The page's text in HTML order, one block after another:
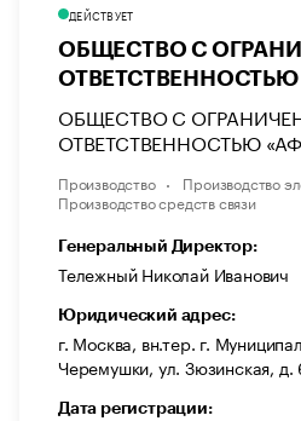
ДЕЙСТВУЕТ
ОБЩЕСТВО С
ОТВЕТСТВЕННОСТЬЮ
ОБЩЕСТВО С
ОТВЕТСТВЕННОСТЬЮ
Производство
Производство
Производство средств связи
Генеральный Директор:
Тележный Николай Иванович
Юридический адрес:
г. Москва, вн.тер. г.
Черемушки, ул. Зюзинская,
Дата регистрации: